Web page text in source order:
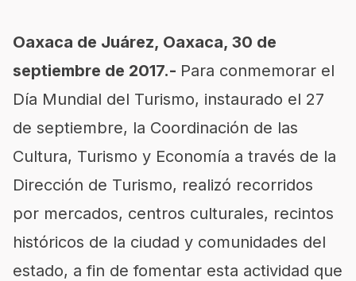
Oaxaca de Juárez, Oaxaca, 30 de
septiembre de 2017.- Para conmemorar el
Día Mundial del Turismo, instaurado el 27
de septiembre, la Coordinación de las
Cultura, Turismo y Economía a través de la
Dirección de Turismo, realizó recorridos
por mercados, centros culturales, recintos
históricos de la ciudad y comunidades del
estado, a fin de fomentar esta actividad que